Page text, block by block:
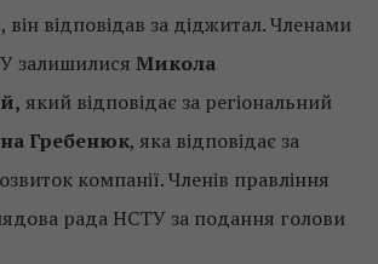
він відповідав за діджитал. Членами
залишилися Микола
який відповідає за регіональний
Гребенюк, яка відповідає за
компанії. Членів правління
рада НСТУ за подання голови